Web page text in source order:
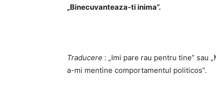
„Binecuvanteaza-ti inima”.
Traducere : „Imi pare rau pentru tine” sau
a-mi mentine comportamentul politicos”.